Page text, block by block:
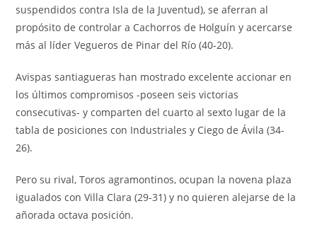
suspendidos contra Isla de la Juventud), se aferran al
propósito de controlar a Cachorros de Holguín y acercarse
más al líder Vegueros de Pinar del Río (40-20).
Avispas santiagueras han mostrado excelente accionar en
los últimos compromisos -poseen seis victorias
consecutivas- y comparten del cuarto al sexto lugar de la
tabla de posiciones con Industriales y Ciego de Ávila (34-
26).
Pero su rival, Toros agramontinos, ocupan la novena plaza
igualados con Villa Clara (29-31) y no quieren alejarse de la
añorada octava posición.